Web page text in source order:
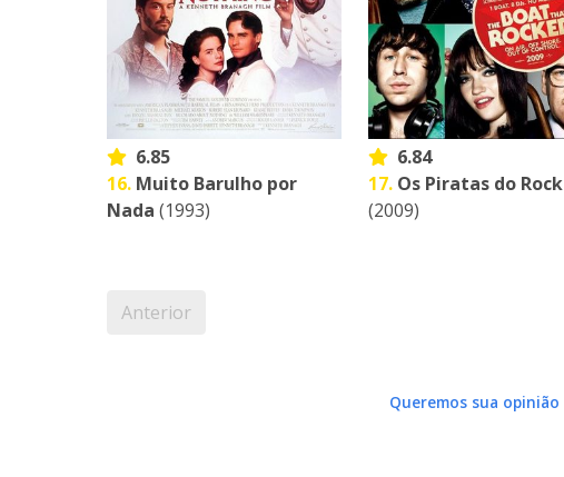
6.85
16. Muito Barulho por
Nada (1993)
6.84
17. Os Piratas do Rock
(2009)
Anterior
Queremos sua opinião